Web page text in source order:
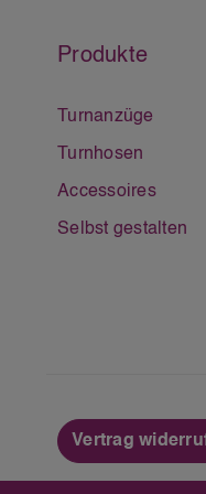
Produkte
Turnanzüge
Turnhosen
Accessoires
Selbst gestalten
Vertrag